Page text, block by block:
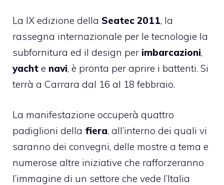
La IX edizione della Seatec 2011, la
rassegna internazionale per le tecnologie la
subfornitura ed il design per imbarcazioni,
yacht e navi, è pronta per aprire i battenti. Si
terrà a Carrara dal 16 al 18 febbraio.
La manifestazione occuperà quattro
padiglioni della fiera, all’interno dei quali vi
saranno dei convegni, delle mostre a tema e
numerose altre iniziative che rafforzeranno
l’immagine di un settore che vede l’Italia